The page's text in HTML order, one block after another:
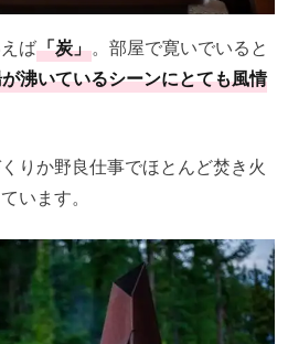
ば「炭」。部屋で寛いでいると
沸いているシーンにとても風情
りか野良仕事でほとんど焚き火
います。